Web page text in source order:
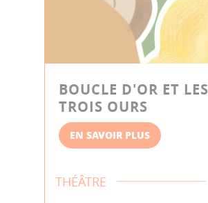
BOUCLE D'OR ET LES
TROIS OURS
EN SAVOIR PLUS
THÉÂTRE